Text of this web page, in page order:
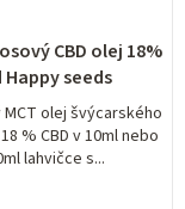
CBD olej 18%
Happy seeds
olej švýcarského
% CBD v 10ml nebo
lahvičce s...